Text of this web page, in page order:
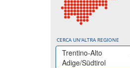
CERCA UN'ALTRA REGIONE
Trentino-Alto
Adige/Südtirol